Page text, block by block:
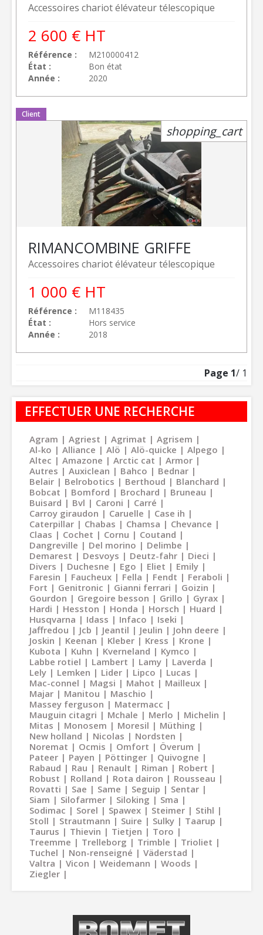
Accessoires chariot élévateur télescopique
Référence
M210000412
État
Bon état
Année
2020
2 600 € HT
Client
Accessoires chariot élévateur télescopique
RIMANCOMBINE GRIFFE
Référence
M118435
État
Hors service
Année
2018
1 000 € HT
shopping_cart
Page 1/ 1
EFFECTUER UNE RECHERCHE
Agram Agriest Agrimat
Agrisem
Al-ko
Alliance Alö Alö-quicke
Alpego
Altec
Amazone Arctic cat
Armor
Autres
Auxiclean Bahco
Bednar
Belair
Belrobotics Berthoud
Blanchard
Bobcat
Bomford Brochard
Bruneau
Buisard
Bvl Caroni
Carré
Carroy giraudon
Caruelle
Case ih
Caterpillar
Chabas Chamsa
Chevance
Claas
Cochet Cornu
Coutand
Dangreville
Del morino
Delimbe
Demarest
Desvoys Deutz-fahr
Dieci
Divers
Duchesne Ego Eliet
Emily
Faresin
Faucheux Fella Fendt
Feraboli
Fort
Genitronic Gianni ferrari
Goizin
Gourdon
Gregoire besson Grillo
Gyrax
Hardi
Hesston Honda Horsch
Huard
Husqvarna
Idass Infaco
Iseki
Jaffredou
Jcb Jeantil Jeulin
John deere
Joskin
Keenan Kleber Kress
Krone
Kubota
Kuhn Kverneland
Kymco
Labbe rotiel
Lambert Lamy
Laverda
Lely
Lemken Lider Lipco
Lucas
Mac-connel
Magsi Mahot
Mailleux
Majar
Manitou
Maschio
Massey ferguson
Matermacc
Mauguin citagri
Mchale Merlo
Michelin
Mitas
Monosem Moresil
Müthing
New holland
Nicolas
Nordsten
Noremat
Ocmis Omfort
Överum
Pateer
Payen Pöttinger
Quivogne
Rabaud
Rau Renault Riman
Robert
Robust
Rolland Rota dairon
Rousseau
Rovatti
Sae Same Seguip
Sentar
Siam
Silofarmer Siloking
Sma
Sodimac
Sorel Spawex Steimer
Stihl
Stoll
Strautmann Suire Sulky
Taarup
Taurus
Thievin Tietjen
Toro
Treemme
Trelleborg Trimble
Trioliet
Tuchel
Non-renseigné
Väderstad
Valtra
Vicon Weidemann
Woods
Ziegler